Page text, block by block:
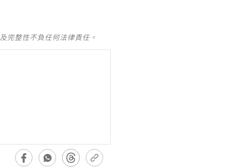
完整性不負任何法律責任。